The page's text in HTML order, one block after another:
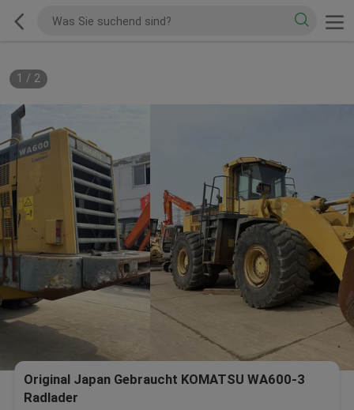
1 / 2
Original Japan Gebraucht KOMATSU WA600-3
Radlader